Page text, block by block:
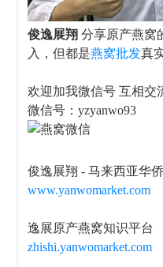
俊逸展翔 分享原产燕窝
入，但都是燕窝批发真
欢迎加我微信号 互相交
微信号：yzyanwo93
俊逸展翔 - 马来西亚华
www.yanwomarket.com
逸展原产燕窝知识平台
zhishi.yanwomarket.com